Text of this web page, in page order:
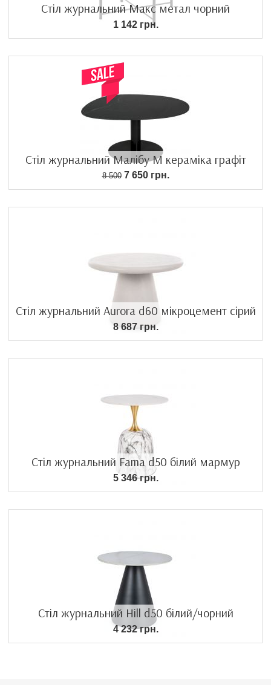
Стіл журнальний Макс метал чорний
1 142 грн.
Стіл журнальний Малібу M кераміка графіт
8 5007 650 грн.
Стіл журнальний Aurora d60 мікроцемент сірий
8 687 грн.
Стіл журнальний Fama d50 білий мармур
5 346 грн.
Стіл журнальний Hill d50 білий/чорний
4 232 грн.